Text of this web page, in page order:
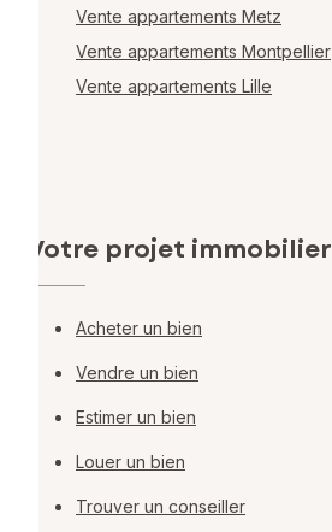
Vente appartements Metz
Vente appartements Montpellier
Vente appartements Lille
Votre projet immobilier
Acheter un bien
Vendre un bien
Estimer un bien
Louer un bien
Trouver un conseiller